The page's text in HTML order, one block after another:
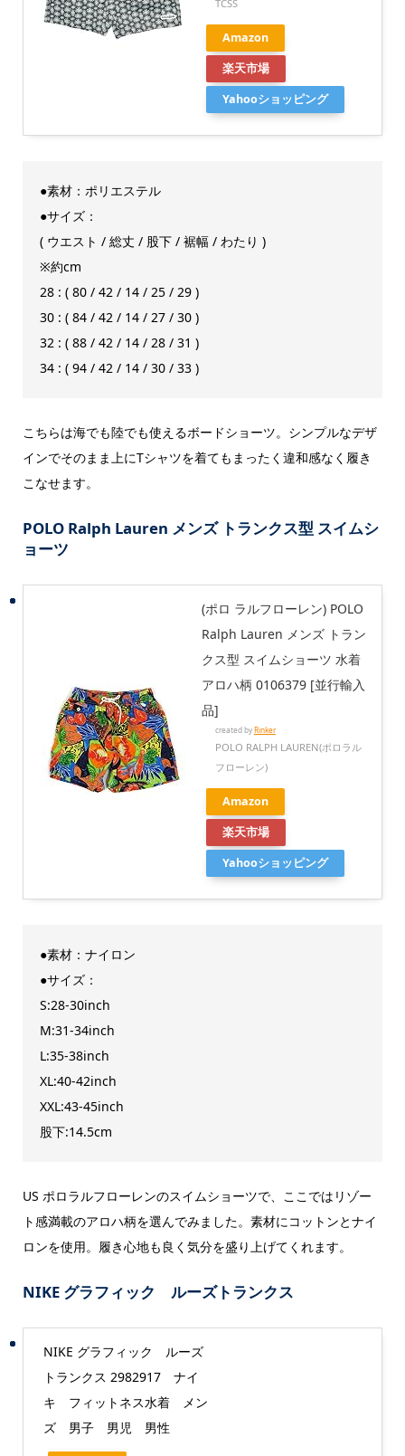
TCSS
Amazon
楽天市場
Yahooショッピング
●素材：ポリエステル
●サイズ：
( ウエスト / 総丈 / 股下 / 裾幅 / わたり )
※約cm
28 : ( 80 / 42 / 14 / 25 / 29 )
30 : ( 84 / 42 / 14 / 27 / 30 )
32 : ( 88 / 42 / 14 / 28 / 31 )
34 : ( 94 / 42 / 14 / 30 / 33 )
こちらは海でも陸でも使えるボードショーツ。シンプルなデザ
インでそのまま上にTシャツを着てもまったく違和感なく履き
こなせます。
POLO Ralph Lauren メンズ トランクス型 スイムシ
ョーツ
(ポロ ラルフローレン) POLO
Ralph Lauren メンズ トラン
クス型 スイムショーツ 水着
アロハ柄 0106379 [並行輸入
品]
created byRinker
POLO RALPH LAUREN(ポロラル
フローレン)
Amazon
楽天市場
Yahooショッピング
●素材：ナイロン
●サイズ：
S:28-30inch
M:31-34inch
L:35-38inch
XL:40-42inch
XXL:43-45inch
股下:14.5cm
US ポロラルフローレンのスイムショーツで、ここではリゾー
ト感満載のアロハ柄を選んでみました。素材にコットンとナイ
ロンを使用。履き心地も良く気分を盛り上げてくれます。
NIKE グラフィック ルーズトランクス
NIKE グラフィック ルーズ
トランクス 2982917 ナイ
キ フィットネス水着 メン
ズ 男子 男児 男性